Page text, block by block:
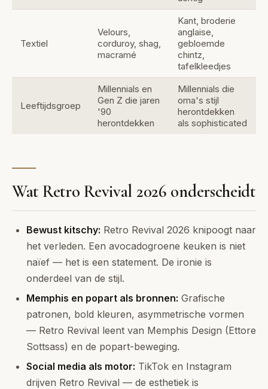
Textiel
Velours,
corduroy, shag,
macramé
Kant, broderie
anglaise,
gebloemde
chintz,
tafelkleedjes
Leeftijdsgroep
Millennials en
Gen Z die jaren
'90
herontdekken
Millennials die
oma's stijl
herontdekken
als sophisticated
Wat Retro Revival 2026 onderscheidt
Bewust kitschy: Retro Revival 2026 knipoogt naar
het verleden. Een avocadogroene keuken is niet
naïef — het is een statement. De ironie is
onderdeel van de stijl.
Memphis en popart als bronnen: Grafische
patronen, bold kleuren, asymmetrische vormen
— Retro Revival leent van Memphis Design (Ettore
Sottsass) en de popart-beweging.
Social media als motor: TikTok en Instagram
drijven Retro Revival — de esthetiek is